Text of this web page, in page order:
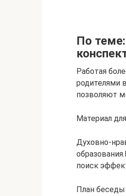
По
Работая
родителями
позволяют
Материал
Духовно-
поиск
План